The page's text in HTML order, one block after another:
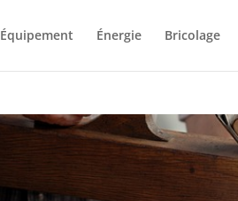
Équipement Énergie Bricolage